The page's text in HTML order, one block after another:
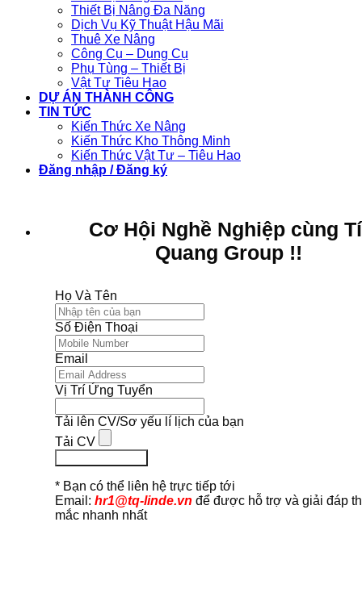
Thiết Bị Nâng Đa Năng
Dịch Vụ Kỹ Thuật Hậu Mãi
Thuê Xe Nâng
Công Cụ – Dụng Cụ
Phụ Tùng – Thiết Bị
Vật Tư Tiêu Hao
DỰ ÁN THÀNH CÔNG
TIN TỨC
Kiến Thức Xe Nâng
Kiến Thức Kho Thông Minh
Kiến Thức Vật Tư – Tiêu Hao
Đăng nhập / Đăng ký
Cơ Hội Nghề Nghiệp cùng
Quang Group !!
Họ Và Tên
Số Điện Thoại
Email
Vị Trí Ứng Tuyển
Tải lên CV/Sơ yếu lí lịch của bạn
Tải CV
* Bạn có thể liên hệ trực tiếp tới
Email: hr1@tq-linde.vn để được hỗ trợ và giải đáp
mắc nhanh nhất